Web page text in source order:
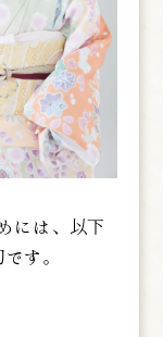
には、以下
す。